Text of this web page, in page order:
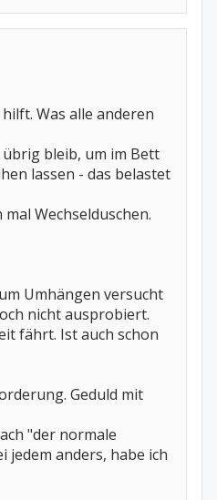
Was alle anderen
bleib, um im Bett
lassen - das belastet
Wechselduschen.
Umhängen versucht
nicht ausprobiert.
fährt. Ist auch schon
Geduld mit
"der normale
jedem anders, habe ich